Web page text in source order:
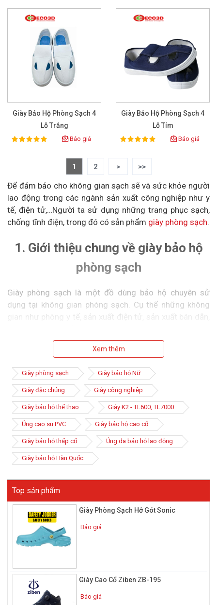
Giày Bảo Hộ Phòng Sạch 4
Lỗ Trắng
Rating:
100% Báo giá
Giày Bảo Hộ Phòng Sạch 4
Lỗ Tím
Rating:
100% Báo giá
1 2 > >>
Để đảm bảo cho không gian sạch sẽ và sức khỏe người
lao động trong các ngành sản xuất công nghiệp như y
tế, điện tử,…Người ta sử dụng những trang phục sạch,
chống tĩnh điện, trong đó có sản phẩm giày phòng sạch.
1. Giới thiệu chung về giày bảo hộ
phòng sạch
Giày phòng sạch là một đồ dùng bảo hộ chuyên sử
dụng tại không gian phòng sạch. Cụ thể những không
gian như phòng y tế, sản xuất điện tử, sản xuất bán dẫn,
Đặc biệt là những môi trường công nghiệp mà nhiễm
điện, tĩnh điện thì giày có tác dụng bảo hộ chống tĩnh
điện. Chúng ngăn ngừa những nguy cơ gây mất an toàn
cho người sử dụng trong quá trình làm việc.
Xem thêm
Giày phòng sạch Giày bảo hộ Nữ
Giày đặc chủng Giày công nghiệp
Giày bảo hộ thể thao Giày K2 - TE600, TE7000
Ủng cao su PVC Giày bảo hộ cao cổ
Giày bảo hộ thấp cổ Ủng da bảo hộ lao động
Giày bảo hộ Hàn Quốc
Top sản phẩm
Giày Phòng Sạch Hở Gót Sonic
Báo giá
Giày Cao Cổ Ziben ZB-195
Báo giá